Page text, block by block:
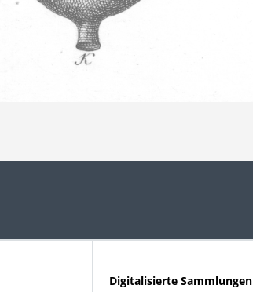
Digitalisierte Sammlungen